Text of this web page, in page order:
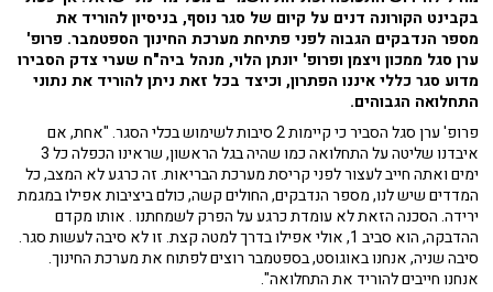
בקבינט הקורונה דנים על קיום של סגר נוסף, בניסיון להוריד את
מספר הנדבקים הגבוה לפני פתיחת מערכת החינוך הספטמבר. פרופ'
ערן סגל ממכון ויצמן ופרופ' יונתן הלוי, מנהל ביה"ח שערי צדק הסבירו
מדוע סגר כללי איננו הפתרון, וכיצד בכל זאת ניתן להוריד את נתוני
התחלואה הגבוהים.
פרופ' ערן סגל הסביר כי קיימות 2 סיבות לשימוש בכלי הסגר. "אחת, אם
איבדנו שליטה על התחלואה כמו שהיה בגל הראשון, שראינו הכפלה כל 3
ימים ואתה חייב לעצור לפני קריסת מערכת הבריאות. זה כרגע לא המצב, כל
המדדים שיש לנו, מספר הנדבקים, החולים קשה, כולם ביציבות אפילו במגמת
ירידה. הסכנה הזאת לא עומדת כרגע על הפרק לשמחתנו . אותו מקדם
ההדבקה, הוא סביב 1, אולי אפילו בדרך למטה קצת. זו לא סיבה לעשות סגר.
סיבה שניה, אנחנו באוגוסט, בספטמבר רוצים לפתוח את מערכת החינוך.
אנחנו חייבים להוריד את התחלואה".